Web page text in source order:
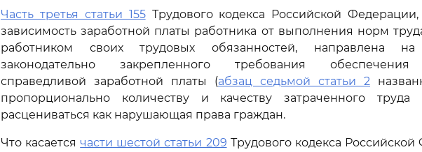
Часть третья статьи 155Трудового кодекса Российской Федерации,
зависимость заработной платы работника от выполнения норм
работником своих трудовых обязанностей, направлена на
законодательно закрепленного требования обеспечения
справедливой заработной платы (абзац седьмой статьи 2
пропорционально количеству и качеству затраченного
расцениваться как нарушающая права граждан.
Что касаетсячасти шестой статьи 209 Трудового кодекса